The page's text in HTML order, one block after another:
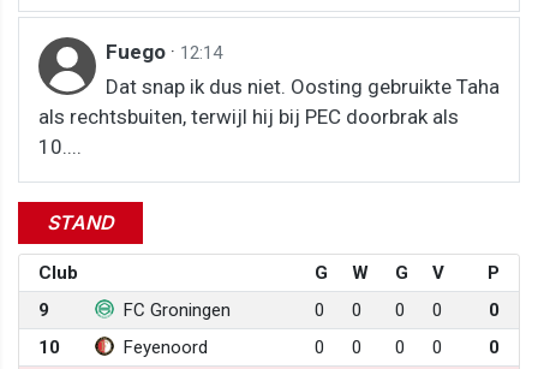
Fuego · 12:14
Dat snap ik dus niet. Oosting gebruikte Taha
als rechtsbuiten, terwijl hij bij PEC doorbrak als
10....
STAND
Club G W G V
P
9
FC Groningen 0 0 0 0
0
10
Feyenoord 0 0 0 0
0